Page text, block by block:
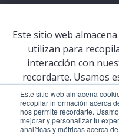
Este sitio web almacena
recopilar información acerca
nos permite recordarte.
mejorar y personalizar tu
analíticas y métricas acerca
Sistema de Gestión
Defensoría Universitaria
Terceros vinculados
San Pablo Mail
Aula Virtual Pregrado
Aula Virtual Postgrado
Este sitio web
utilizan para
interacción con
recordarte. Usamos
mejorar y personalizar
para generar
visitantes en este